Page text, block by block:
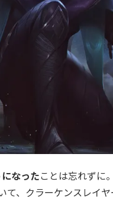
なった ことは忘れずに
て、クラーケンスレイ